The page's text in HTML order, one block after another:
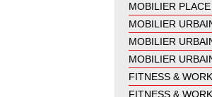
MOBILIER
MOBILIER
MOBILIER
MOBILIER
FITNESS &
FITNESS &